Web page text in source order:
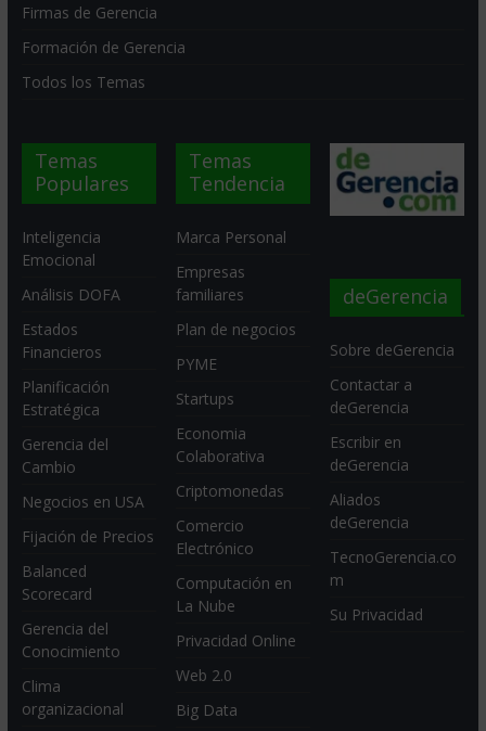
Firmas de Gerencia
Formación de Gerencia
Todos los Temas
Temas
Populares
Inteligencia
Emocional
Análisis DOFA
Estados
Financieros
Planificación
Estratégica
Gerencia del
Cambio
Negocios en USA
Fijación de Precios
Balanced
Scorecard
Gerencia del
Conocimiento
Clima
organizacional
Temas
Tendencia
Marca Personal
Empresas
familiares
Plan de negocios
PYME
Startups
Economia
Colaborativa
Criptomonedas
Comercio
Electrónico
Computación en
La Nube
Privacidad Online
Web 2.0
Big Data
deGerencia
Sobre deGerencia
Contactar a
deGerencia
Escribir en
deGerencia
Aliados
deGerencia
TecnoGerencia.co
m
Su Privacidad